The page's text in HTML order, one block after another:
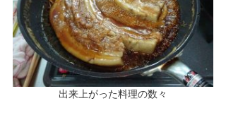
出来上がった料理の数々